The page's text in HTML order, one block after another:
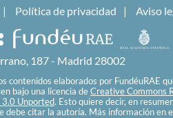
Política de privacidad Aviso
187 - Madrid 28002
contenidos elaborados por FundéuRAE
bajo una licencia de Creative Commons
Unported. Esto quiere decir, en
debe citar la autoría. Más información en